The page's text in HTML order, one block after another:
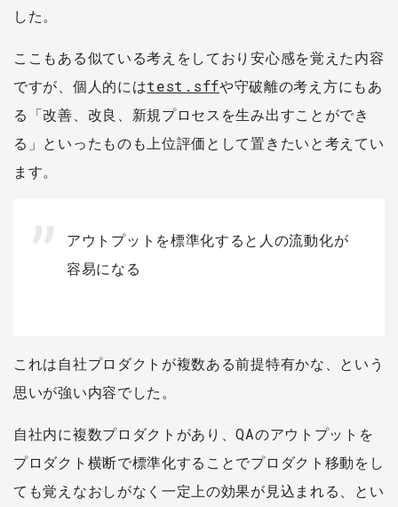
した。
ここもある似ている考えをしており安心感を覚えた内容
ですが、個人的にはtest.sffや守破離の考え方にもあ
る「改善、改良、新規プロセスを生み出すことができ
る」といったものも上位評価として置きたいと考えてい
ます。
アウトプットを標準化すると人の流動化が
容易になる
これは自社プロダクトが複数ある前提特有かな、という
思いが強い内容でした。
自社内に複数プロダクトがあり、QAのアウトプットを
プロダクト横断で標準化することでプロダクト移動をし
ても覚えなおしがなく一定上の効果が見込まれる、とい